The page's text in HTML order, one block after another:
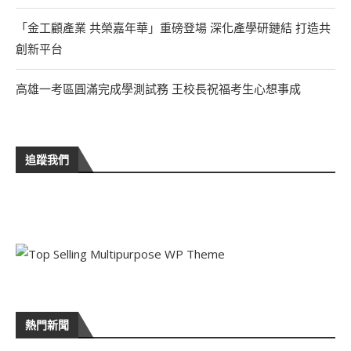
「金工顧產業 共榮嘉年華」重磅登場 深化產學研鏈結 打造共
創新平台
高雄一考區圓滿完成學測試務 王校長祝福考生心想事成
追蹤我們
熱門新聞